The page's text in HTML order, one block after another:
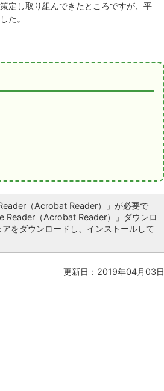
定し取り組んできたところですが、平
た。
（Acrobat Reader）」が必要で
Reader（Acrobat Reader）」ダウンロ
をダウンロードし、インストールして
更新日：2019年04月03日